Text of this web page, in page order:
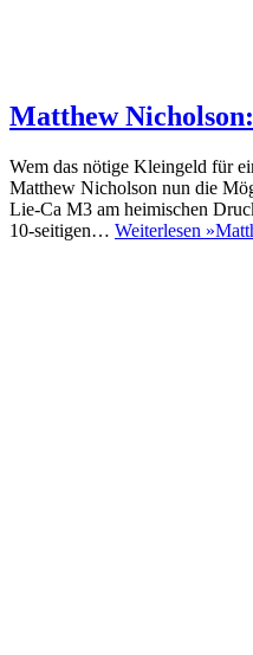
Matthew
Wem das nötige Kleingeld für
Matthew Nicholson nun die
Lie-Ca M3 am heimischen
10-seitigen… Weiterlesen »